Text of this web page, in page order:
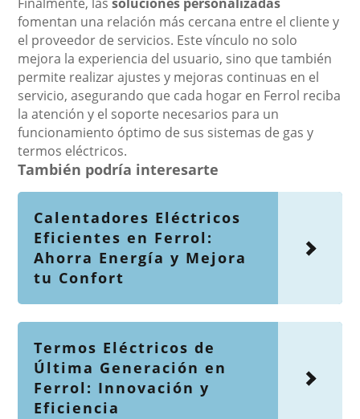
fomentan una relación más cercana entre el cliente y
el proveedor de servicios. Este vínculo no solo
mejora la experiencia del usuario, sino que también
permite realizar ajustes y mejoras continuas en el
servicio, asegurando que cada hogar en Ferrol reciba
la atención y el soporte necesarios para un
funcionamiento óptimo de sus sistemas de gas y
termos eléctricos.
También podría interesarte
Calentadores Eléctricos
Eficientes en Ferrol:
Ahorra Energía y Mejora
tu Confort
Termos Eléctricos de
Última Generación en
Ferrol: Innovación y
Eficiencia